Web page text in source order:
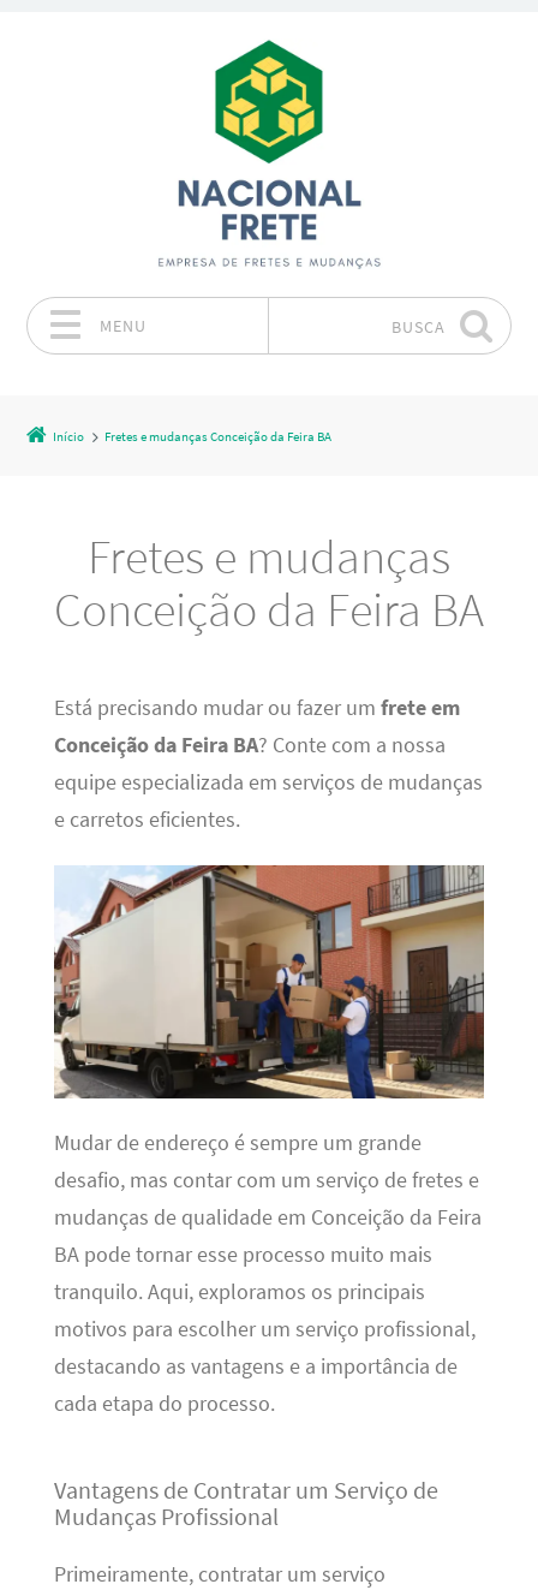
MENU BUSCA
Início Fretes e mudanças Conceição da Feira BA
Fretes e mudanças
Conceição da Feira BA
Está precisando mudar ou fazer um frete em
Conceição da Feira BA? Conte com a nossa
equipe especializada em serviços de mudanças
e carretos eficientes.
Mudar de endereço é sempre um grande
desafio, mas contar com um serviço de fretes e
mudanças de qualidade em Conceição da Feira
BA pode tornar esse processo muito mais
tranquilo. Aqui, exploramos os principais
motivos para escolher um serviço profissional,
destacando as vantagens e a importância de
cada etapa do processo.
Vantagens de Contratar um Serviço de
Mudanças Profissional
Primeiramente, contratar um serviço